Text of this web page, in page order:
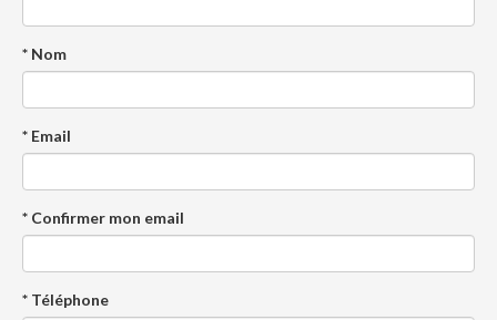
* Nom
* Email
* Confirmer mon email
* Téléphone